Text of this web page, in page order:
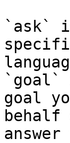
`ask`
`goal`
goal